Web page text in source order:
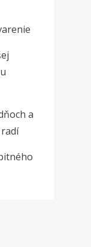
a